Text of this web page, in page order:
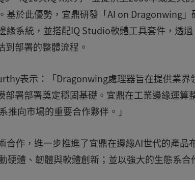
基於此優勢，宜鼎研發「AI on Dragonwing」
緣系統，並搭配IQ Studio軟體工具套件，透過
部署的整體流程。
表示：「Dragonwing處理器旨在提供業界
署部署奠定穩固基礎。宜鼎在工業邊緣運算
向市場的重要合作夥伴。」
作，進一步推進了宜鼎在邊緣AI世代的產品
體、韌體與軟體創新；並以強大的生態系合